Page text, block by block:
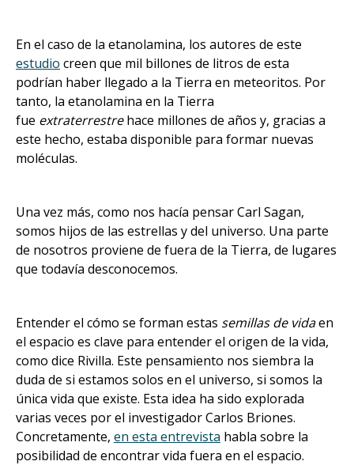
En el caso de la etanolamina, los autores de este
estudio creen que mil billones de litros de esta
podrían haber llegado a la Tierra en meteoritos. Por
tanto, la etanolamina en la Tierra
fue extraterrestrehace millones de años y, gracias a
este hecho, estaba disponible para formar nuevas
moléculas.
Una vez más, como nos hacía pensar Carl Sagan,
somos hijos de las estrellas y del universo. Una parte
de nosotros proviene de fuera de la Tierra, de lugares
que todavía desconocemos.
Entender el cómo se forman estas semillas de vidaen
el espacio es clave para entender el origen de la vida,
como dice Rivilla. Este pensamiento nos siembra la
duda de si estamos solos en el universo, si somos la
única vida que existe. Esta idea ha sido explorada
varias veces por el investigador Carlos Briones.
Concretamente, en esta entrevista habla sobre la
posibilidad de encontrar vida fuera en el espacio.